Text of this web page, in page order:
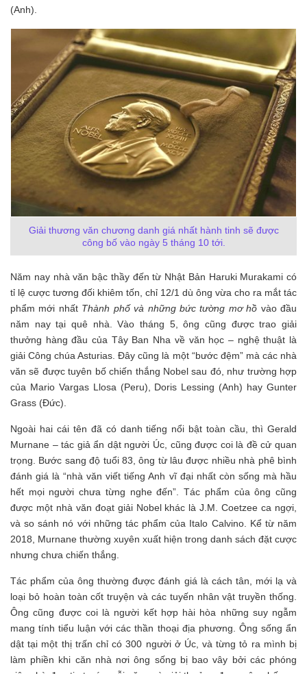
(Anh).
Giải thương văn chương danh giá nhất hành tinh sẽ được
công bố vào ngày 5 tháng 10 tới.
Năm nay nhà văn bậc thầy đến từ Nhật Bản Haruki Murakami có
tỉ lệ cược tương đối khiêm tốn, chỉ 12/1 dù ông vừa cho ra mắt tác
phẩm mới nhất Thành phố và những bức tường mơ hồ vào đầu
năm nay tại quê nhà. Vào tháng 5, ông cũng được trao giải
thưởng hàng đầu của Tây Ban Nha về văn học – nghệ thuật là
giải Công chúa Asturias. Đây cũng là một “bước đệm” mà các nhà
văn sẽ được tuyên bố chiến thắng Nobel sau đó, như trường hợp
của Mario Vargas Llosa (Peru), Doris Lessing (Anh) hay Gunter
Grass (Đức).
Ngoài hai cái tên đã có danh tiếng nổi bật toàn cầu, thì Gerald
Murnane – tác giả ẩn dật người Úc, cũng được coi là đề cử quan
trọng. Bước sang độ tuổi 83, ông từ lâu được nhiều nhà phê bình
đánh giá là “nhà văn viết tiếng Anh vĩ đại nhất còn sống mà hầu
hết mọi người chưa từng nghe đến”. Tác phẩm của ông cũng
được một nhà văn đoạt giải Nobel khác là J.M. Coetzee ca ngợi,
và so sánh nó với những tác phẩm của Italo Calvino. Kể từ năm
2018, Murnane thường xuyên xuất hiện trong danh sách đặt cược
nhưng chưa chiến thắng.
Tác phẩm của ông thường được đánh giá là cách tân, mới lạ và
loại bỏ hoàn toàn cốt truyện và các tuyến nhân vật truyền thống.
Ông cũng được coi là người kết hợp hài hòa những suy ngẫm
mang tính tiểu luận với các thần thoại địa phương. Ông sống ẩn
dật tại một thị trấn chỉ có 300 người ở Úc, và từng tỏ ra mình bị
làm phiền khi căn nhà nơi ông sống bị bao vây bởi các phóng